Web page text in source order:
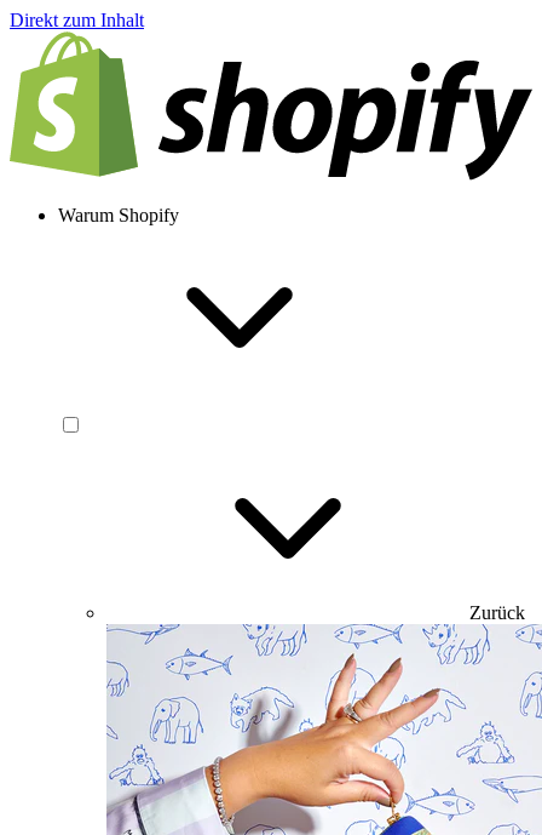
Direkt zum Inhalt
Warum Shopify
Zurück